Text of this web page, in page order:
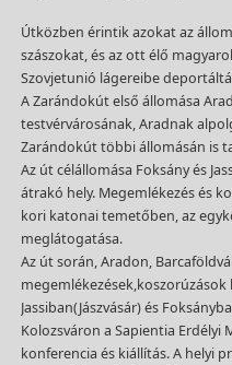
Útközben érintik azokat az
szászokat, és az ott élő
Szovjetunió lágereibe
A Zarándokút első állomása
testvérvárosának, Aradnak
Zarándokút többi állomásán is
Az út célállomása Foksány és
átrakó hely. Megemlékezés és
kori katonai temetőben, az
meglátogatása.
Az út során, Aradon,
Jassiban(Jászvásár) és
Kolozsváron a Sapientia Erdélyi
konferencia és kiállítás. A helyi